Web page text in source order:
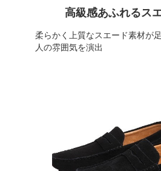
高級感あふれるス
柔らかく上質なスエード素材が
人の雰囲気を演出